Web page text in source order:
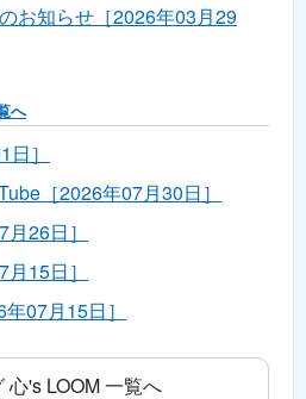
お知らせ［2026年03月29
へ
］
［2026年07月30日］
26日］
15日］
07月15日］
心's LOOM 一覧へ